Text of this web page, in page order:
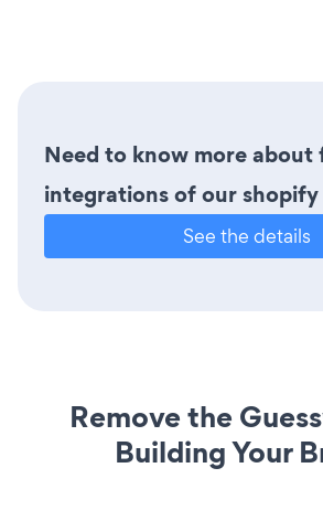
Need to know more about
integrations of our
See the details
Remove the
Building Your